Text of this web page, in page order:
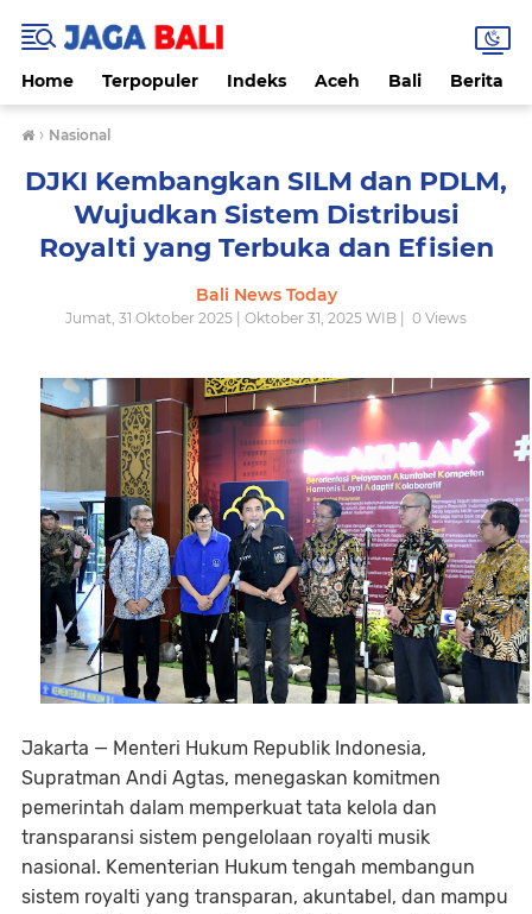
Home Terpopuler Indeks Aceh Bali Berita
› Nasional
DJKI Kembangkan SILM dan PDLM,
Wujudkan Sistem Distribusi
Royalti yang Terbuka dan Efisien
Bali News Today
Jumat, 31 Oktober 2025 | Oktober 31, 2025 WIB | 0 Views
Jakarta — Menteri Hukum Republik Indonesia,
Supratman Andi Agtas, menegaskan komitmen
pemerintah dalam memperkuat tata kelola dan
transparansi sistem pengelolaan royalti musik
nasional. Kementerian Hukum tengah membangun
sistem royalti yang transparan, akuntabel, dan mampu